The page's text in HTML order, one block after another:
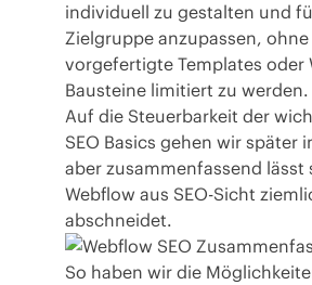
individuell zu gestalten und
Zielgruppe anzupassen,
vorgefertigte Templates oder
Bausteine limitiert zu werden.
Auf die Steuerbarkeit der
SEO Basics gehen wir später
aber zusammenfassend lässt
Webflow aus SEO-Sicht
abschneidet.
So haben wir die